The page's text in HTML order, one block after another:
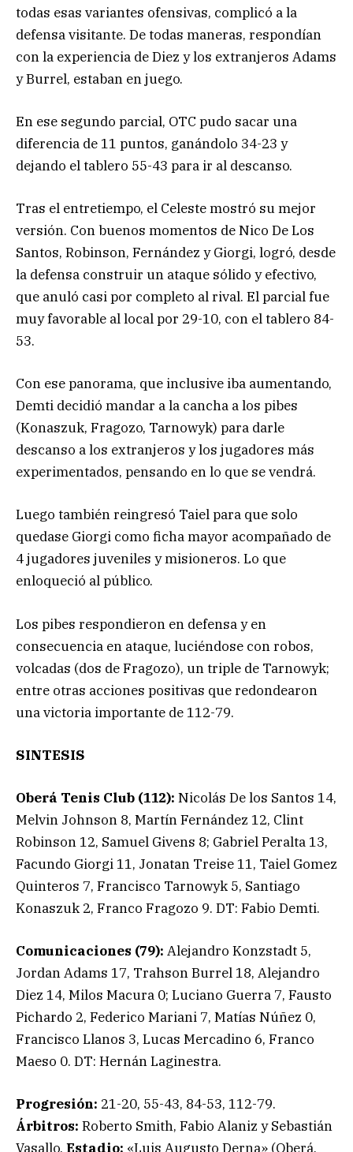
todas esas variantes ofensivas, complicó a la
defensa visitante. De todas maneras, respondían
con la experiencia de Diez y los extranjeros Adams
y Burrel, estaban en juego.
En ese segundo parcial, OTC pudo sacar una
diferencia de 11 puntos, ganándolo 34-23 y
dejando el tablero 55-43 para ir al descanso.
Tras el entretiempo, el Celeste mostró su mejor
versión. Con buenos momentos de Nico De Los
Santos, Robinson, Fernández y Giorgi, logró, desde
la defensa construir un ataque sólido y efectivo,
que anuló casi por completo al rival. El parcial fue
muy favorable al local por 29-10, con el tablero 84-
53.
Con ese panorama, que inclusive iba aumentando,
Demti decidió mandar a la cancha a los pibes
(Konaszuk, Fragozo, Tarnowyk) para darle
descanso a los extranjeros y los jugadores más
experimentados, pensando en lo que se vendrá.
Luego también reingresó Taiel para que solo
quedase Giorgi como ficha mayor acompañado de
4 jugadores juveniles y misioneros. Lo que
enloqueció al público.
Los pibes respondieron en defensa y en
consecuencia en ataque, luciéndose con robos,
volcadas (dos de Fragozo), un triple de Tarnowyk;
entre otras acciones positivas que redondearon
una victoria importante de 112-79.
SINTESIS
Oberá Tenis Club (112): Nicolás De los Santos 14,
Melvin Johnson 8, Martín Fernández 12, Clint
Robinson 12, Samuel Givens 8; Gabriel Peralta 13,
Facundo Giorgi 11, Jonatan Treise 11, Taiel Gomez
Quinteros 7, Francisco Tarnowyk 5, Santiago
Konaszuk 2, Franco Fragozo 9. DT: Fabio Demti.
Comunicaciones (79): Alejandro Konzstadt 5,
Jordan Adams 17, Trahson Burrel 18, Alejandro
Diez 14, Milos Macura 0; Luciano Guerra 7, Fausto
Pichardo 2, Federico Mariani 7, Matías Núñez 0,
Francisco Llanos 3, Lucas Mercadino 6, Franco
Maeso 0. DT: Hernán Laginestra.
Progresión: 21-20, 55-43, 84-53, 112-79.
Árbitros: Roberto Smith, Fabio Alaniz y Sebastián
Vasallo. Estadio: «Luis Augusto Derna» (Oberá,